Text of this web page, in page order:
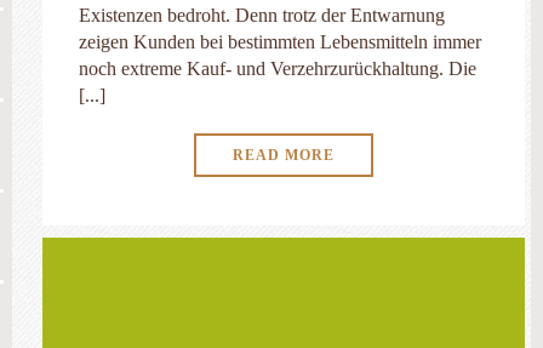
Existenzen bedroht. Denn trotz der Entwarnung
zeigen Kunden bei bestimmten Lebensmitteln immer
noch extreme Kauf- und Verzehrzurückhaltung. Die
[...]
READ MORE